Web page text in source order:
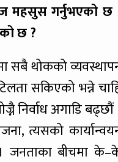
महसुस गर्नुभएको छ
छ ?
सबै थोकको
सकिएको भन्ने
निर्वाध अगाडि बढ्छौं
त्यसको
। जनताका बीचमा